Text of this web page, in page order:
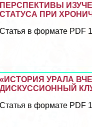
ПЕРСПЕКТИВЫ
СТАТУСА ПРИ
Статья в формате PDF
«ИСТОРИЯ УРАЛА
ДИСКУССИОННЫЙ
Статья в формате PDF